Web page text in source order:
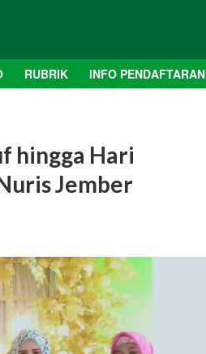
RUBRIK INFO PENDAFTARAN
hingga Hari
Jember